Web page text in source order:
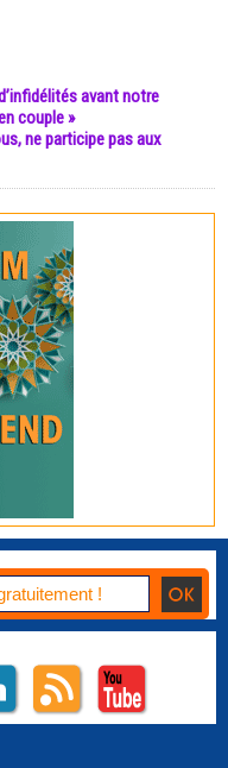
avant notre
couple »
ne participe pas aux